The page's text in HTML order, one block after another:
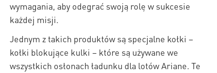
wymagania, aby odegrać swoją rolę w sukcesie
każdej misji.
Jednym z takich produktów są specjalne kołki –
kołki blokujące kulki – które są używane we
wszystkich osłonach ładunku dla lotów Ariane. Te